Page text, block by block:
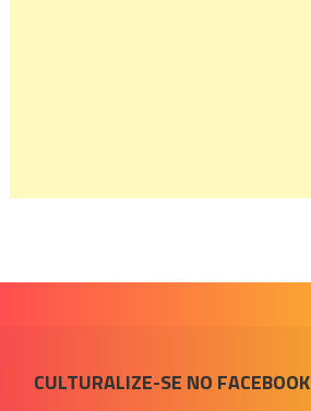
CULTURALIZE-SE NO FACEBOOK